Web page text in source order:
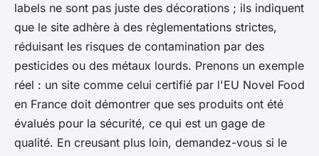
labels ne sont pas juste des décorations ; ils indiquent
que le site adhère à des règlementations strictes,
réduisant les risques de contamination par des
pesticides ou des métaux lourds. Prenons un exemple
réel : un site comme celui certifié par l'EU Novel Food
en France doit démontrer que ses produits ont été
évalués pour la sécurité, ce qui est un gage de
qualité. En creusant plus loin, demandez-vous si le